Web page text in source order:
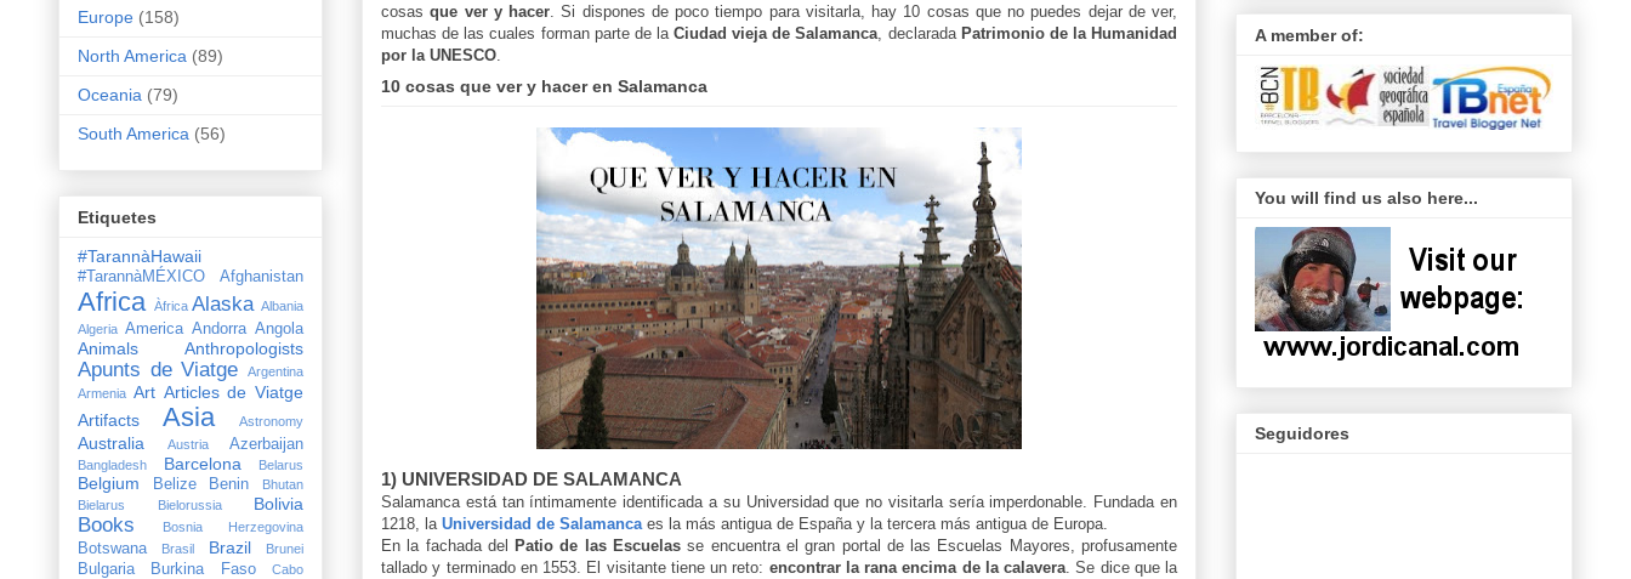
cosasque ver y hacer . Si dispones de poco tiempo para visitarla, hay 10 cosas que no puedes dejar de ver,
muchas de las cuales forman parte de la Ciudad vieja de Salamanca , declarada Patrimonio de la Humanidad
por la UNESCO
10 cosas que ver y hacer en Salamanca
1) UNIVERSIDAD DE SALAMANCA
Salamanca está tan íntimamente identificada a su Universidad que no visitarla sería imperdonable. Fundada en
1218, la Universidad de Salamancaes la más antigua de España y la tercera más antigua de Europa.
En la fachada del
Patio de las Escuelas se encuentra el gran portal de las Escuelas Mayores, profusamente
tallado y terminado en 1553. El visitante tiene un reto: encontrar la rana encima de la calavera. Se dice que la
Europe (158)
North America (89)
Oceania (79)
South America (56)
Etiquetes
#TarannàHawaii
#TarannàMÉXICO Afghanistan
Africa Àfrica Alaska Albania
Algeria America Andorra Angola
Animals Anthropologists
Apunts de Viatge
Argentina
Armenia Art Articles de Viatge
Artifacts
Asia Astronomy
Australia Austria Azerbaijan
Bangladesh Barcelona Belarus
Belgium Belize Benin
Bhutan
Bielarus
Bielorussia Bolivia
Books Bosnia Herzegovina
Botswana Brasil Brazil Brunei
Bulgaria Burkina Faso
Cabo
A member of:
You will find us also here...
Seguidores